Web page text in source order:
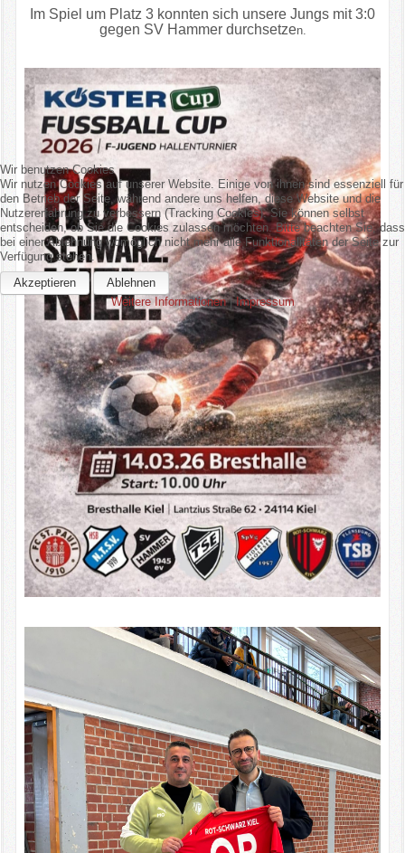
Im Spiel um Platz 3 konnten sich unsere Jungs mit 3:0
gegen SV Hammer durchsetzen.
Wir benutzen Cookies
Wir nutzen Cookies auf unserer Website. Einige von ihnen sind essenziell für
den Betrieb der Seite, während andere uns helfen, diese Website und die
Nutzererfahrung zu verbessern (Tracking Cookies). Sie können selbst
entscheiden, ob Sie die Cookies zulassen möchten. Bitte beachten Sie, dass
bei einer Ablehnung womöglich nicht mehr alle Funktionalitäten der Seite zur
Verfügung stehen.
Akzeptieren
Ablehnen
Weitere Informationen|Impressum